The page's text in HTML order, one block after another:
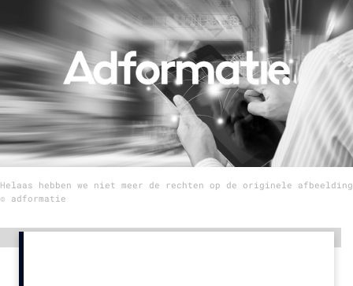
Menu
Home
9 sept: GenAI-training
12 nov: MarketingLive!
Adverteren
Helaas hebben we niet meer de rechten op de originele afbeelding
© adformatie